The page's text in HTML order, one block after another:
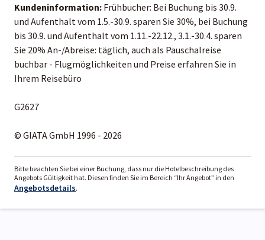
Kundeninformation: Frühbucher: Bei Buchung bis 30.9.
und Aufenthalt vom 1.5.-30.9. sparen Sie 30%, bei Buchung
bis 30.9. und Aufenthalt vom 1.11.-22.12., 3.1.-30.4. sparen
Sie 20% An-/Abreise: täglich, auch als Pauschalreise
buchbar - Flugmöglichkeiten und Preise erfahren Sie in
Ihrem Reisebüro
G2627
© GIATA GmbH 1996 - 2026
Bitte beachten Sie bei einer Buchung, dass nur die Hotelbeschreibung des
Angebots Gültigkeit hat. Diesen finden Sie im Bereich “Ihr Angebot” in den
Angebotsdetails.